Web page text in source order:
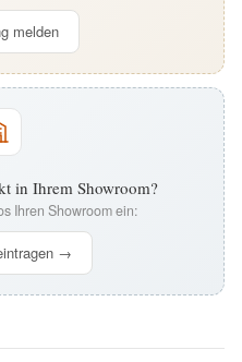
melden
in Ihrem Showroom?
Ihren Showroom ein:
→